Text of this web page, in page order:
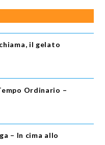
il gelato
Ordinario –
– In cima allo